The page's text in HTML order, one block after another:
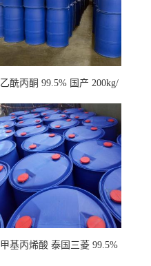
乙酰丙酮 99.5% 国产 200kg/
甲基丙烯酸 泰国三菱 99.5%